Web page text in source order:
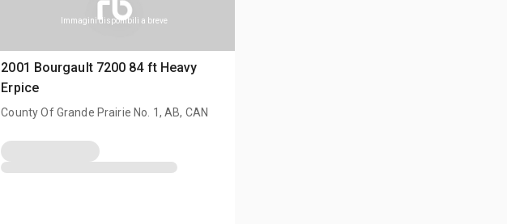
Immagini disponibili a breve
2001 Bourgault 7200 84 ft Heavy
Erpice
County Of Grande Prairie No. 1, AB, CAN